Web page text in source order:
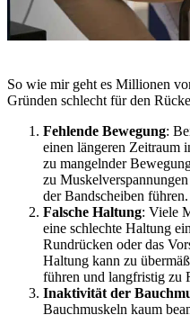
So wie mir geht es Millionen
Gründen schlecht für den
Fehlende Bewegung:
einen längeren Zeitraum
zu mangelnder
zu
der Bandscheiben führen.
Falsche Haltung: Viele
eine schlechte Haltung
Rundrücken oder das
Haltung kann zu
führen und langfristig zu
Inaktivität der
Bauchmuskeln kaum